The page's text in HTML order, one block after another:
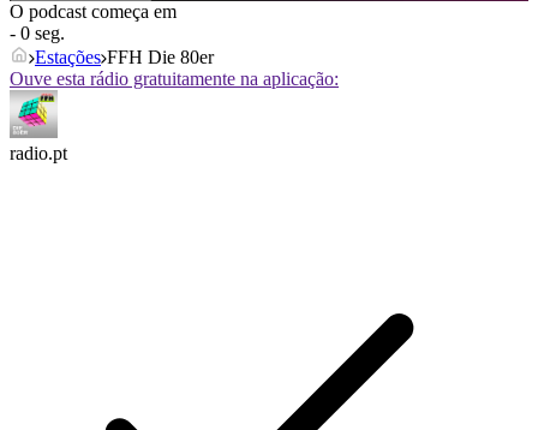
O podcast começa em
- 0 seg.
Estações FFH Die 80er
Ouve esta rádio gratuitamente na aplicação:
radio.pt